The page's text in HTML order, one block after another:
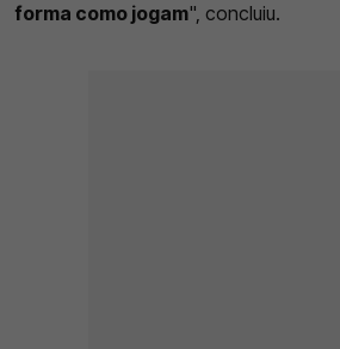
forma como jogam", concluiu.